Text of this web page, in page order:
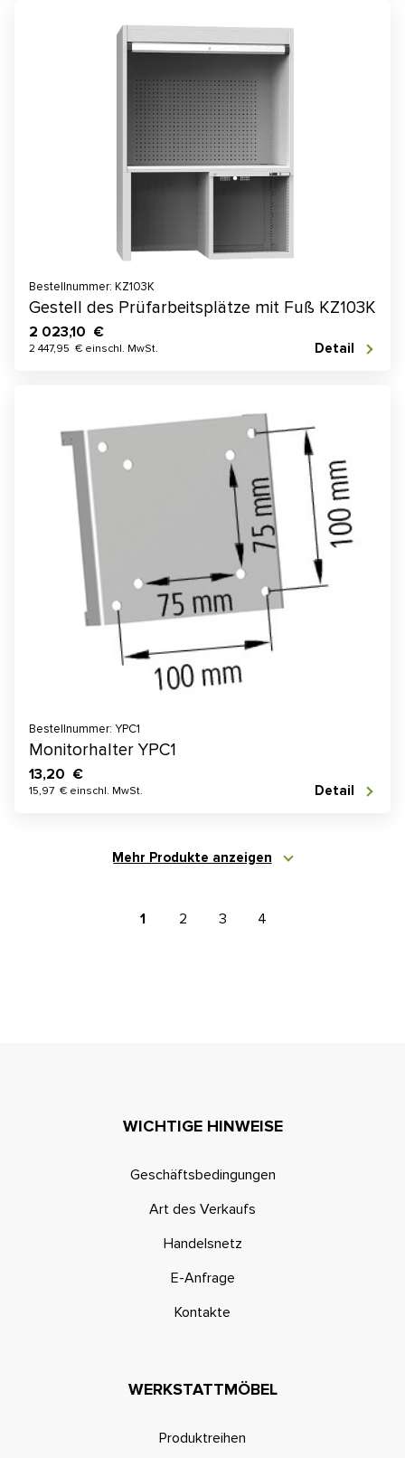
Bestellnummer: KZ103K
Gestell des Prüfarbeitsplätze mit Fuß KZ103K
2 023,10 €
2 447,95 € einschl. MwSt. Detail
Bestellnummer: YPC1
Monitorhalter YPC1
13,20 €
15,97 € einschl. MwSt. Detail
Mehr Produkte anzeigen
1 2 3 4
WICHTIGE HINWEISE
Geschäftsbedingungen
Art des Verkaufs
Handelsnetz
E-Anfrage
Kontakte
WERKSTATTMÖBEL
Produktreihen